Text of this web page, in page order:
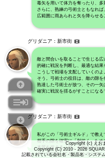
Copyright (c) えお
Copyright (C) 2010 - 2026
記載されている会社名・製品名・システ
毒矢を用いて体力を奪ったり、多
さらに、熟練の弓術士ともなれば
広範囲に雨あられと矢を降らせる
グリダニア：新市街
敵と間合いを取ることで生じる広
的確に戦況を判断し、最適な結果
こうして戦場を支配していくのよ
そう。弓術士の役目は、敵の隙を
熟達した弓術士が放つ、その一矢
確実に戦況を揺るがすことになる
グリダニア：新市街
私がこの「弓術士ギルド」で教え
相手の隙を確実に「射抜く」ため
本質を捉える「目」を鍛えるとい
辛い道であっても、目をそらすこ